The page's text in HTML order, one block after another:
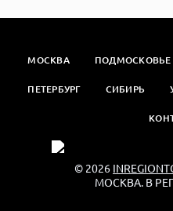
МОСКВА ПОДМОСКОВЬЕ
ПЕТЕРБУРГ СИБИРЬ
© 2026
МОСКВА. В